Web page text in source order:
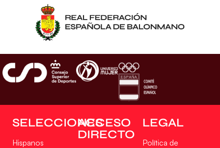
SELECCIONES
Hispanos
ACCESO
DIRECTO
LEGAL
Política de